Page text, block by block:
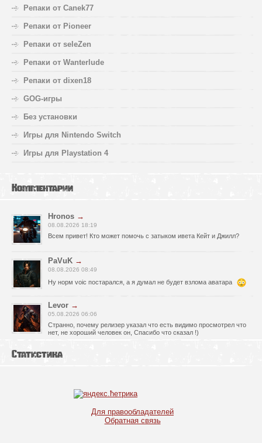
Репаки от Canek77
Репаки от Pioneer
Репаки от seleZen
Репаки от Wanterlude
Репаки от dixen18
GOG-игры
Без установки
Игры для Nintendo Switch
Игры для Playstation 4
Комментарии
Hronos →
08.08.2026 18:19
Всем привет! Кто может помочь с затыком ивета Кейт и Джилл?
PaVuK →
08.08.2026 08:49
Ну норм voic постарался, а я думал не будет взлома аватара
Levor →
05.08.2026 06:06
Странно, почему релизер указал что есть видимо просмотрел что
нет, не хороший человек он, Спасибо что сказал !)
fr0zen142
05.08.2026 01:40
→
Игра интересная,а снизил одну звезду за то что нет уменьшения
экрана,играешь только на полном мониторе,очень неудобно!
Статистика
Для правообладателей
Обратная связь